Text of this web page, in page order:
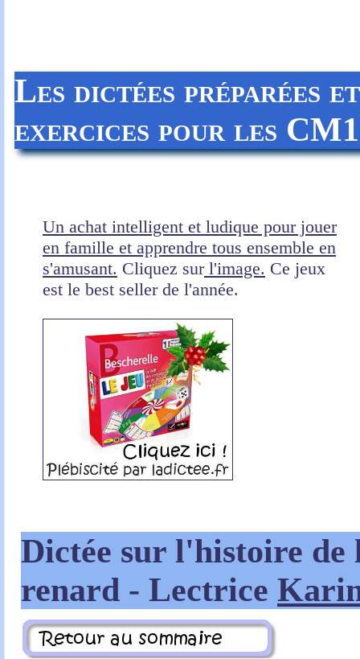
Les dictées préparées
exercices pour les
Un achat intelligent et ludique pour jouer
en famille et apprendre tous ensemble en
s'amusant. Cliquez surl'image. Ce jeux
est le best seller de l'année.
Dictée sur l'histoire
renard - Lectrice